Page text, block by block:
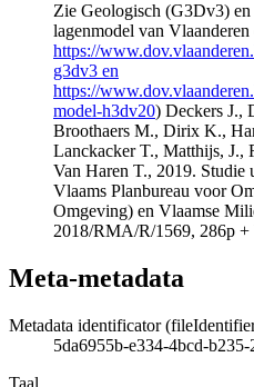
Zie Geologisch (G3Dv3)
lagenmodel van Vlaanderen
https://
g3dv3 en
https://
model-h3dv20) Deckers J.,
Broothaers M., Dirix K.,
Lanckacker T., Matthijs, J.,
Van Haren T., 2019. Studie
Vlaams Planbureau voor
Omgeving) en Vlaamse
2018/RMA/R/1569, 286p +
Meta-metadata
Metadata identificator
5da6955b-e334-4bcd-
Taal